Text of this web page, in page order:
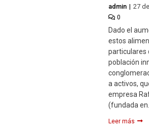
admin 27
0
Dado el
estos
particulares
población
a activos,
empresa
(fundada en…
Leer más